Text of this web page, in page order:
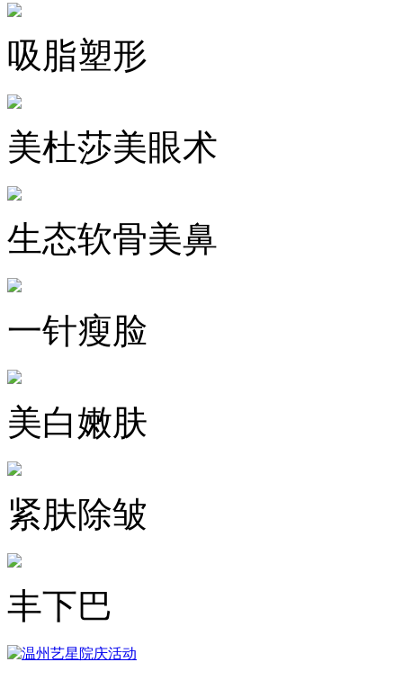
吸脂塑形
美杜莎美眼术
生态软骨美鼻
一针瘦脸
美白嫩肤
紧肤除皱
丰下巴